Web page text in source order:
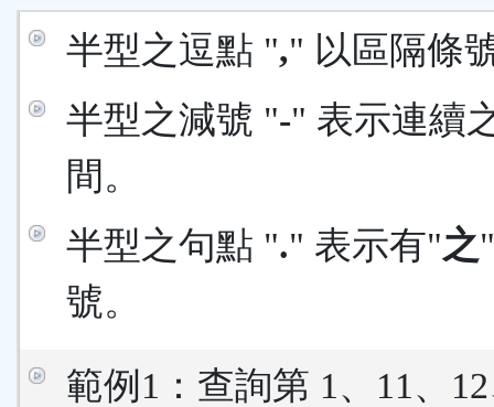
半型之逗點 "," 以區隔條
半型之減號 "-" 表示連續
間。
半型之句點 "." 表示有"之
號。
範例1：查詢第 1、11、